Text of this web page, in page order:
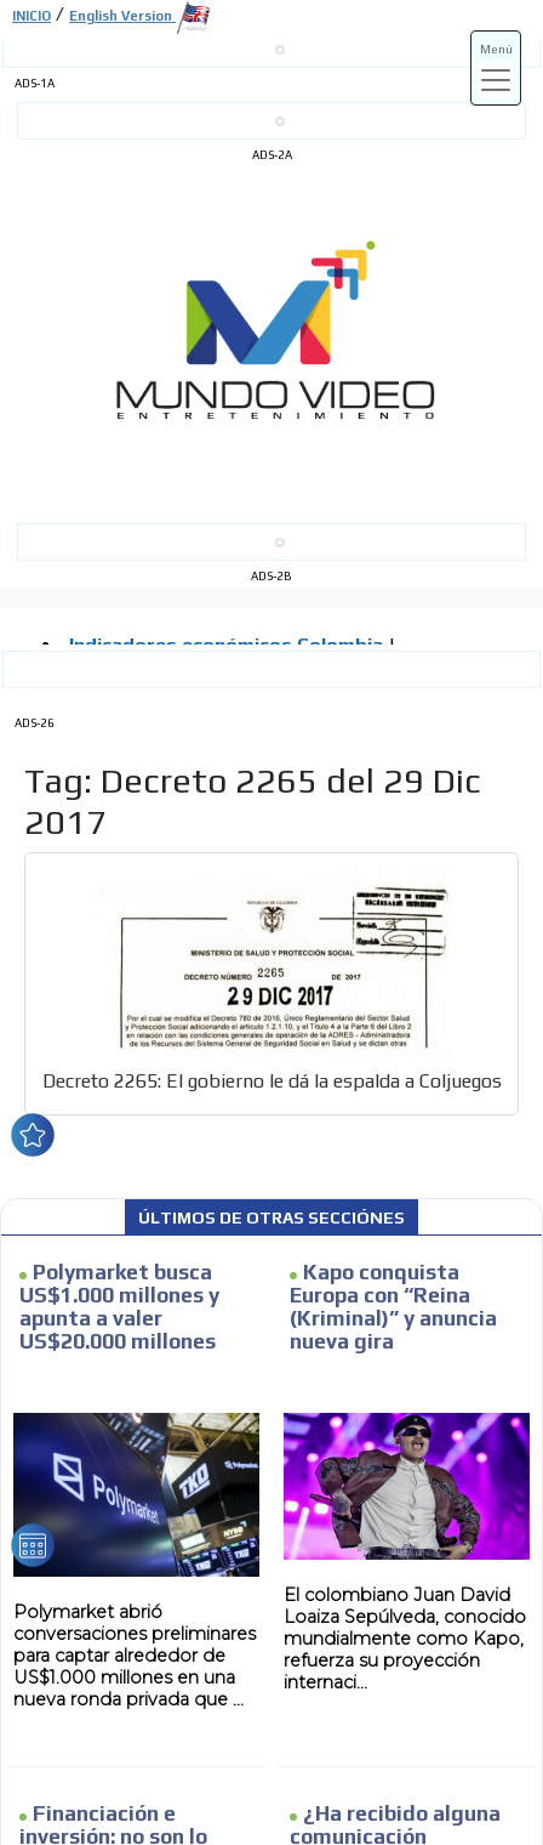
ADS-1A
ADS-2A
ADS-2B
Menú
INICIO / English Version
ADS-26
Tag: Decreto 2265 del 29 Dic
2017
Decreto 2265: El gobierno le dá la espalda a Coljuegos
ÚLTIMOS DE OTRAS SECCIÓNES
Polymarket busca
US$1.000 millones y
apunta a valer
US$20.000 millones
Polymarket abrió
conversaciones preliminares
para captar alrededor de
US$1.000 millones en una
nueva ronda privada que ...
Kapo conquista
Europa con “Reina
(Kriminal)” y anuncia
nueva gira
El colombiano Juan David
Loaiza Sepúlveda, conocido
mundialmente como Kapo,
refuerza su proyección
internaci...
Financiación e
inversión: no son lo
¿Ha recibido alguna
comunicación